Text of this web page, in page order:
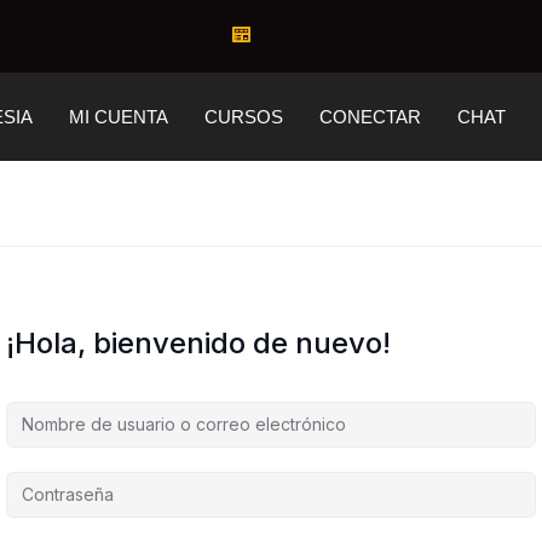
MI CUENTA CURSOS CONECTAR CHAT
¡Hola, bienvenido de nuevo!